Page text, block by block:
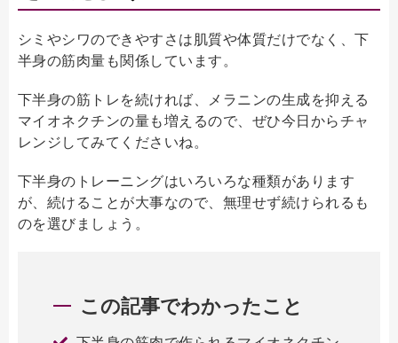
シミやシワのできやすさは肌質や体質だけでなく、下
半身の筋肉量も関係しています。
下半身の筋トレを続ければ、メラニンの生成を抑える
マイオネクチンの量も増えるので、ぜひ今日からチャ
レンジしてみてくださいね。
下半身のトレーニングはいろいろな種類があります
が、続けることが大事なので、無理せず続けられるも
のを選びましょう。
この記事でわかったこと